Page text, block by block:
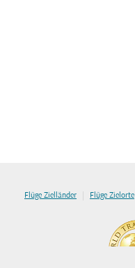
Flüge Zielländer | Flüge Zielorte